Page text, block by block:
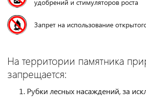
удобрений и стимуляторов роста
Запрет на использование
На территории памятника
запрещается:
Рубки лесных насаждений, за